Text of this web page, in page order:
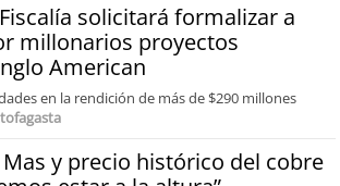
solicitará formalizar a
millonarios proyectos
American
en la rendición de más de $290 millones
y precio histórico del cobre